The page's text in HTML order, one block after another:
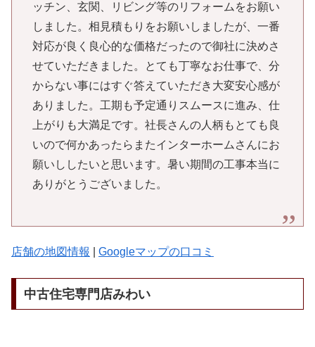
ッチン、玄関、リビング等のリフォームをお願い
しました。相見積もりをお願いしましたが、一番
対応が良く良心的な価格だったので御社に決めさ
せていただきました。とても丁寧なお仕事で、分
からない事にはすぐ答えていただき大変安心感が
ありました。工期も予定通りスムースに進み、仕
上がりも大満足です。社長さんの人柄もとても良
いので何かあったらまたインターホームさんにお
願いししたいと思います。暑い期間の工事本当に
ありがとうございました。
店舗の地図情報 Googleマップの口コミ
中古住宅専門店みわい